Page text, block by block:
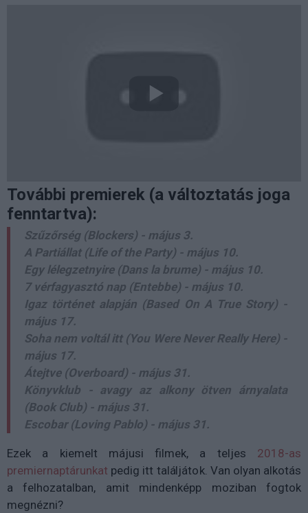
További premierek (a változtatás joga
fenntartva):
Szűzőrség(Blockers) - május 3.
A Partiállat(Life of the Party) - május 10.
Egy lélegzetnyire(Dans la brume) - május 10.
7 vérfagyasztó nap (Entebbe) - május 10.
Igaz történet alapján (Based On A True Story) -
május 17.
Soha nem voltál itt(You Were Never Really Here) -
május 17.
Átejtve(Overboard) - május 31.
Könyvklub - avagy az alkony ötven árnyalata
(Book Club) - május 31.
Escobar(Loving Pablo) - május 31.
Ezek a kiemelt májusi filmek, a teljes 2018-as
premiernaptárunkat pedig itt találjátok. Van olyan alkotás
a felhozatalban, amit mindenképp moziban fogtok
megnézni?